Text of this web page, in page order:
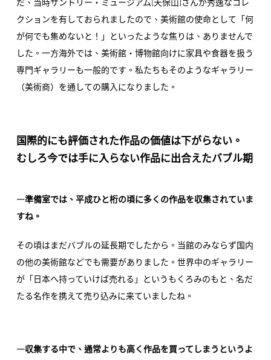
だ、当時サントリー・ミュージアム[天保山] さんが秀逸なコレ
クションを有しておられましたので、美術館の使命として「何
が何でも集めないと！」といったような焦りは、ありませんで
した。一方海外では、美術館・博物館向けに家具や食器を扱う
専門ギャラリーも一般的です。私たちもそのようなギャラリー
（美術商）を通しての購入になりました。
国際的にも評価された作品の価値は下がらない。
むしろ今では手に入らない作品に出合えたバブル期
―準備室では、平成ひと桁の頃に多くの作品を収集されていま
すね。
その頃はまだバブルの延長期でしたから。当館のみならず国内
の他の美術館などでも需要がありました。世界中のギャラリー
が「日本へ持っていけば売れる」というもくろみのもと、名だ
たる名作を携えて売り込みに来ていましたね。
―収集する中で、通常よりも高く作品を買ってしまうというよ